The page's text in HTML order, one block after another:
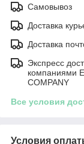
Самовывоз
Доставка
Доставка
Экспресс
компаниями
COMPANY
Все условия
Условия